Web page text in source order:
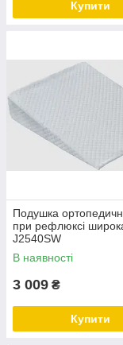
Купити
Подушка
при рефлюксі
J2540SW
В наявності
3 009 ₴
Купити